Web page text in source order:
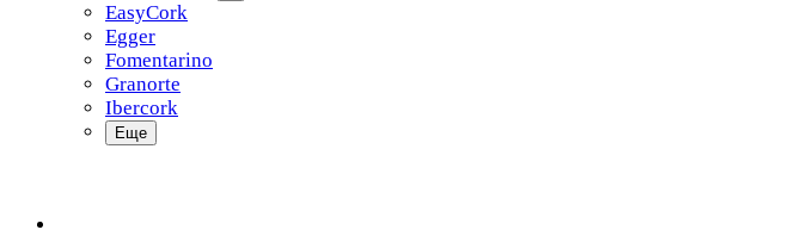
EasyCork
Egger
Fomentarino
Granorte
Ibercork
Еще